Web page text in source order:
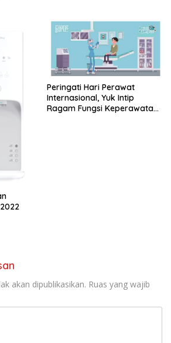
Peringati Hari Perawat
Internasional, Yuk Intip
Ragam Fungsi Keperawatan
akan dipublikasikan. Ruas yang wajib